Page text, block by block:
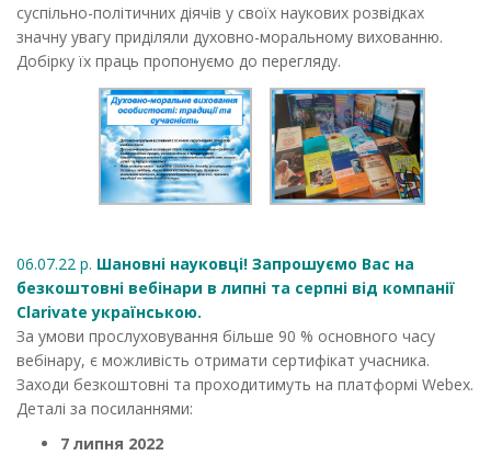
суспільно-політичних діячів у своїх наукових розвідках
значну увагу приділяли духовно-моральному вихованню.
Добірку їх праць пропонуємо до перегляду.
06.07.22 р. Шановні науковці! Запрошуємо Вас на
безкоштовні вебінари в липні та серпні від компанії
Clarivate українською.
За умови прослуховування більше 90 % основного часу
вебінару, є можливість отримати сертифікат учасника.
Заходи безкоштовні та проходитимуть на платформі Webex.
Деталі за посиланнями:
7 липня 2022